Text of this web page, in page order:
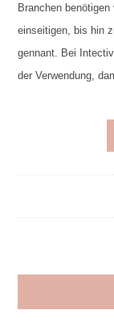
Branchen
einseitigen, bis hin
gennant. Bei
der Verwendung,